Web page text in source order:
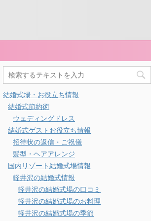
結婚式場・お役立ち情報
結婚式節約術
ウェディングドレス
結婚式ゲストお役立ち情報
招待状の返信・ご祝儀
髪型・ヘアアレンジ
国内リゾート結婚式場情報
軽井沢の結婚式情報
軽井沢の結婚式場の口コミ
軽井沢の結婚式場のお料理
軽井沢の結婚式場の季節